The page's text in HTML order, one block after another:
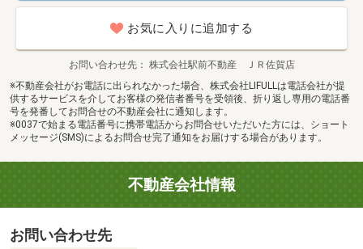
お気に入りに追加する
お問い合わせ先
株式会社駅前不動産 ＪＲ佐賀店
※不動産会社がお電話に出られなかった場合、株式会社LIFULLは電話会社が提
供するサービスを介してお客様の発信者番号を受領後、折り返し専用の電話番
号を発番してお問合せの不動産会社に通知します。
※0037で始まる電話番号に携帯電話からお問合せいただいた方には、ショート
メッセージ(SMS)によるお問合せ完了通知をお届けする場合があります。
不動産会社情報
お問い合わせ先